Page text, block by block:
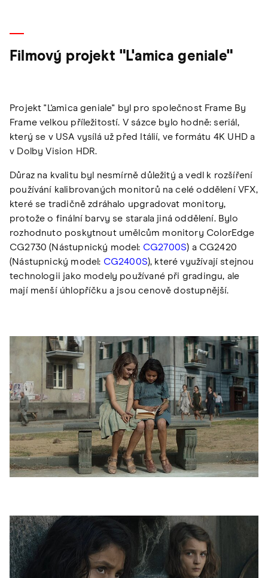
Filmový projekt "L'amica geniale"
Projekt "L'amica geniale" byl pro společnost Frame By
Frame velkou příležitostí. V sázce bylo hodně: seriál,
který se v USA vysílá už před Itálií, ve formátu 4K UHD a
v Dolby Vision HDR.
Důraz na kvalitu byl nesmírně důležitý a vedl k rozšíření
používání kalibrovaných monitorů na celé oddělení VFX,
které se tradičně zdráhalo upgradovat monitory,
protože o finální barvy se starala jiná oddělení. Bylo
rozhodnuto poskytnout umělcům monitory ColorEdge
CG2730 (Nástupnický model: CG2700S) a CG2420
(Nástupnický model: CG2400S), které využívají stejnou
technologii jako modely používané při gradingu, ale
mají menší úhlopříčku a jsou cenově dostupnější.